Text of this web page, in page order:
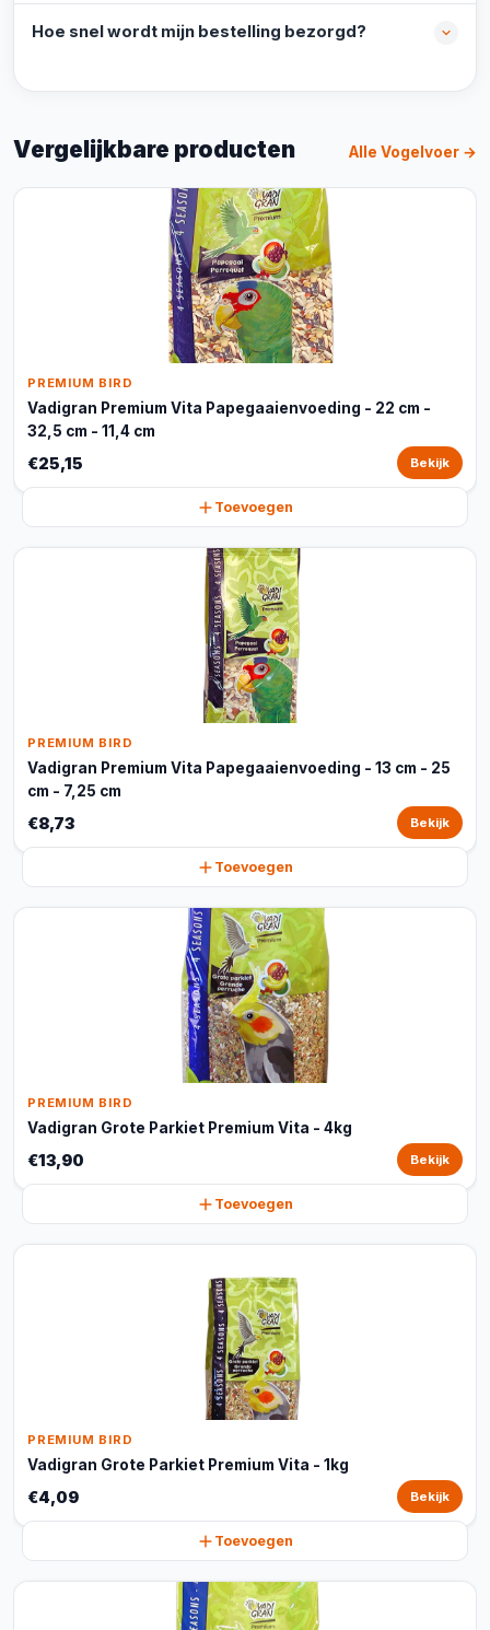
Hoe snel wordt mijn bestelling bezorgd?
Vergelijkbare producten Alle Vogelvoer →
PREMIUM BIRD
Vadigran Premium Vita Papegaaienvoeding - 22 cm -
32,5 cm - 11,4 cm
€25,15 Bekijk
Toevoegen
PREMIUM BIRD
Vadigran Premium Vita Papegaaienvoeding - 13 cm - 25
cm - 7,25 cm
€8,73 Bekijk
Toevoegen
PREMIUM BIRD
Vadigran Grote Parkiet Premium Vita - 4kg
€13,90 Bekijk
Toevoegen
PREMIUM BIRD
Vadigran Grote Parkiet Premium Vita - 1kg
€4,09 Bekijk
Toevoegen